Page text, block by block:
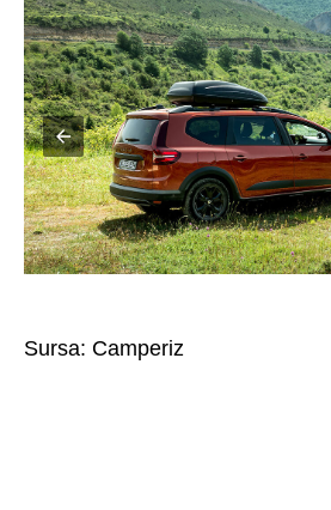
Sursa: Camperiz